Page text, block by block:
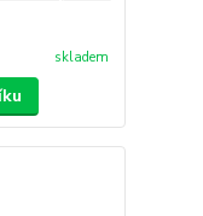
skladem